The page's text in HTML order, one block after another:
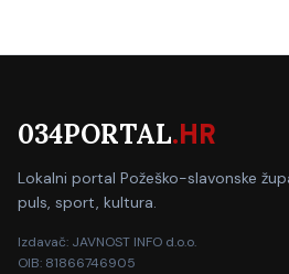
034PORTAL.HR
Lokalni portal Požeško-slavonske
puls, sport, kultura.
Izdavač: JAVNOST INFO d.o.o.
OIB: 81866746905